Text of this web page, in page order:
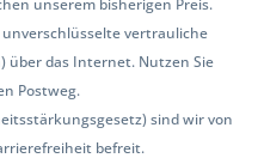
unserem bisherigen Preis.
vertrauliche
über das Internet. Nutzen Sie
Postweg.
sind wir von
befreit.